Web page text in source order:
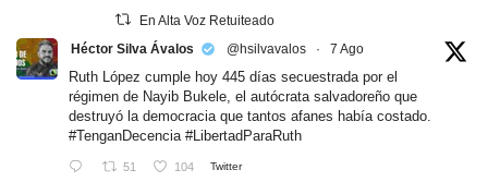
En Alta Voz Retuiteado
Héctor Silva Ávalos
@hsilvavalos · 7 Ago
Ruth López cumple hoy 445 días secuestrada por el
régimen de Nayib Bukele, el autócrata salvadoreño que
destruyó la democracia que tantos afanes había costado.
#TenganDecencia #LibertadParaRuth
51 104 Twitter